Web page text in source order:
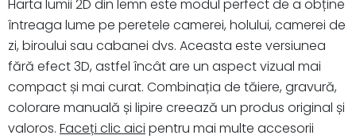
Harta lumii 2D din lemn este modul perfect de a obține
întreaga lume pe peretele camerei, holului, camerei de
zi, biroului sau cabanei dvs. Aceasta este versiunea
fără efect 3D, astfel încât are un aspect vizual mai
compact și mai curat. Combinația de tăiere, gravură,
colorare manuală și lipire creează un produs original și
valoros. Faceți clic aici pentru mai multe accesorii